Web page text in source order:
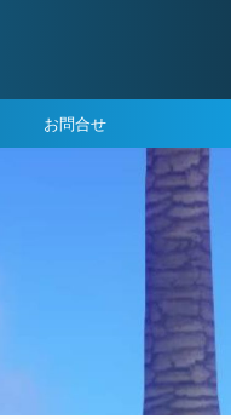
お問合せ